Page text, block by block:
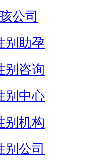
公司
别助孕
别咨询
别中心
别机构
别公司